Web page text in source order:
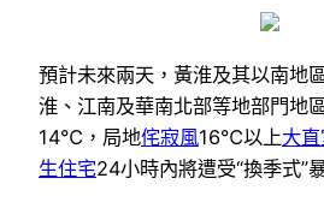
預計未來兩天，黃淮及其以南地
淮、江南及華南北部等地部門地
14℃，局地侘寂風16℃以上大
生住宅24小時內將遭受“換季式”